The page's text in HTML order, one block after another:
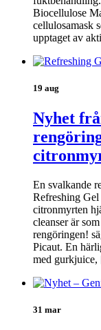
Biocellulose
cellulosamask
upptaget av
19 aug
Nyhet
En svalkande
Refreshing
citronmyrten
cleanser är
rengöringen!
Picaut. En
med
31 mar